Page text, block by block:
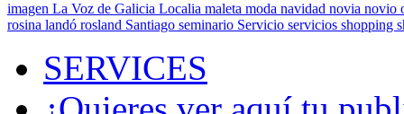
imagen La Voz de Galicia Localia maleta moda navidad novia novio
rosina landó rosland Santiago seminario Servicio servicios shopping
SERVICES